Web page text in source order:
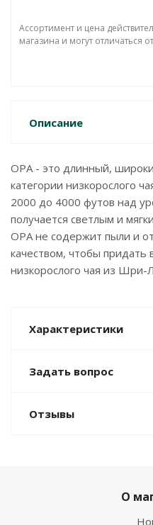
Ассортимент и цена
магазина и могут отличаться
Описание
OPA - это длинный,
категории низкорослого
2000 до 4000 футов над
получается светлым и
OPA не содержит пыли и
качеством, чтобы придать
низкорослого чая из Шри-
Характеристики
Задать вопрос
Отзывы
О